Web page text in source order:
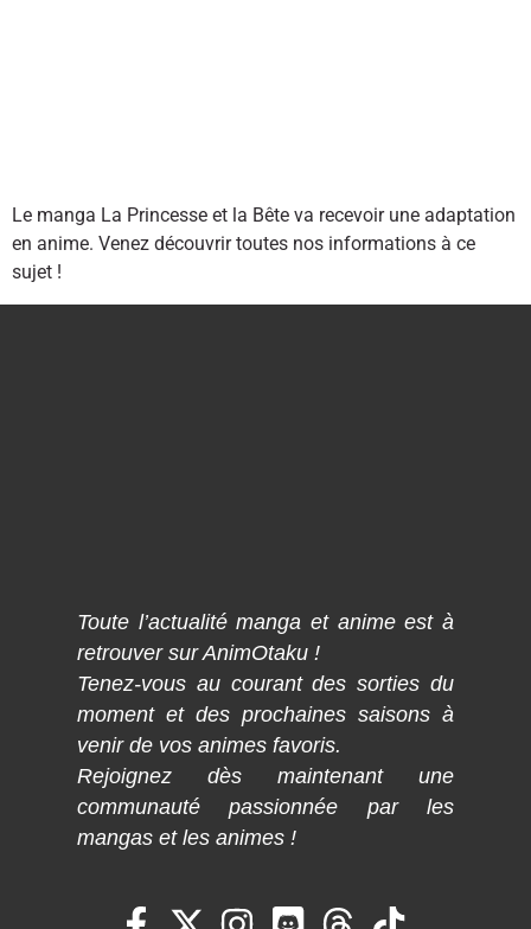
Le manga La Princesse et la Bête va recevoir une adaptation
en anime. Venez découvrir toutes nos informations à ce
sujet !
Toute l’actualité manga et anime est à
retrouver sur AnimOtaku !
Tenez-vous au courant des sorties du
moment et des prochaines saisons à
venir de vos animes favoris.
Rejoignez dès maintenant une
communauté passionnée par les
mangas et les animes !